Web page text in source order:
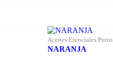
Aceites Esenciales Puros
NARANJA